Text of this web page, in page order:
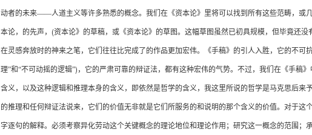
动者的未来——人道主义等许多熟悉的概念。我们在《资本论》里将可以找到所有这些范畴，或
本论，的先声， (资本论》的草稿，或《资本论》的草图。这幅草图虽然已初具规模，但毕竟还
在灵感奔放时的神来之笔，它们往往比完成了的作品更加宏伟。《手稿》的引人入胜，它的不可
理”和“不可动摇的逻辑”) ，它的严肃可靠的辩证法，都有这种宏伟的气势。不过，我们在《手稿
含义，以及这种逻辑和推理本身的含义，即依然是哲学的含义，我这里所说的哲学是马克思后来
的推理和任何辩证法说来，它们的价值无非就是它们所服务的和说明的那个含义的价值。对于这
字逐句的解释。必须考察异化劳动这个关键概念的理论地位和理论作用；研究这一概念的范围；